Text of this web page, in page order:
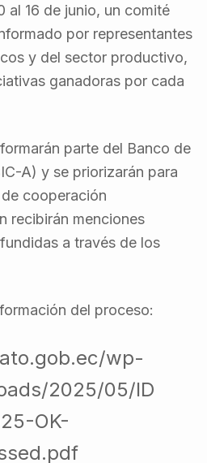
al 16 de junio, un comité
por representantes
y del sector productivo,
ganadoras por cada
parte del Banco de
A) y se priorizarán para
cooperación
recibirán menciones
a través de los
del proceso:
wp-
2025/05/ID
OK-